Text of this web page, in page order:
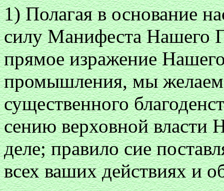
1) Полагая в основание
силу Манифеста Нашего
прямое изражение
промышления, мы
существенного
сению верховной власти
деле; правило сие
всех ваших действиях и